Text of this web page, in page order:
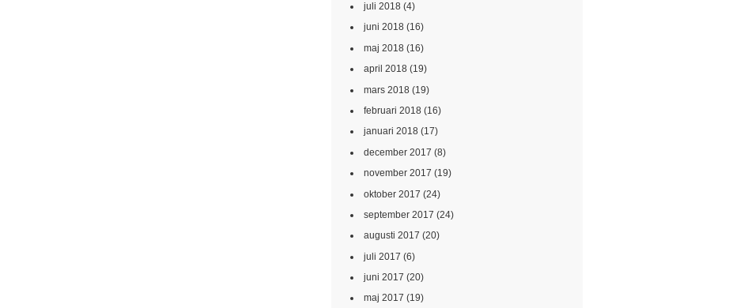
juli 2018(4)
juni 2018(16)
maj 2018(16)
april 2018(19)
mars 2018(19)
februari 2018(16)
januari 2018(17)
december 2017 (8)
november 2017 (19)
oktober 2017 (24)
september 2017 (24)
augusti 2017 (20)
juli 2017 (6)
juni 2017 (20)
maj 2017 (19)